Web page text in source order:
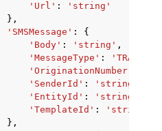
'Url' :
'string'
},
'SMSMessage' :
{
'Body' : 'string' ,
'MessageType' :
'OriginationNumber'
'SenderId' : 'string'
'EntityId' : 'string'
'TemplateId' :
'string'
},